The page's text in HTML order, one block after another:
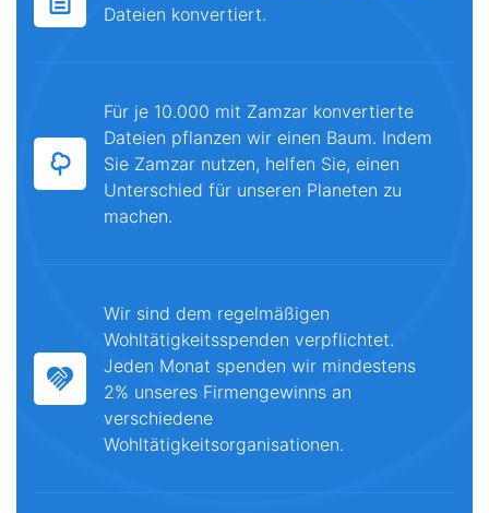
Dateien konvertiert.
Für je 10.000 mit Zamzar konvertierte
Dateien pflanzen wir einen Baum. Indem
Sie Zamzar nutzen, helfen Sie, einen
Unterschied für unseren Planeten zu
machen.
Wir sind dem regelmäßigen
Wohltätigkeitsspenden verpflichtet.
Jeden Monat spenden wir mindestens
2% unseres Firmengewinns an
verschiedene
Wohltätigkeitsorganisationen.